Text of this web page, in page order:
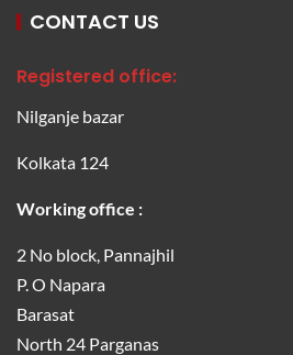
CONTACT US
Registered office:
Nilganje bazar
Kolkata 124
Working office :
2 No block, Pannajhil
P. O Napara
Barasat
North 24 Parganas